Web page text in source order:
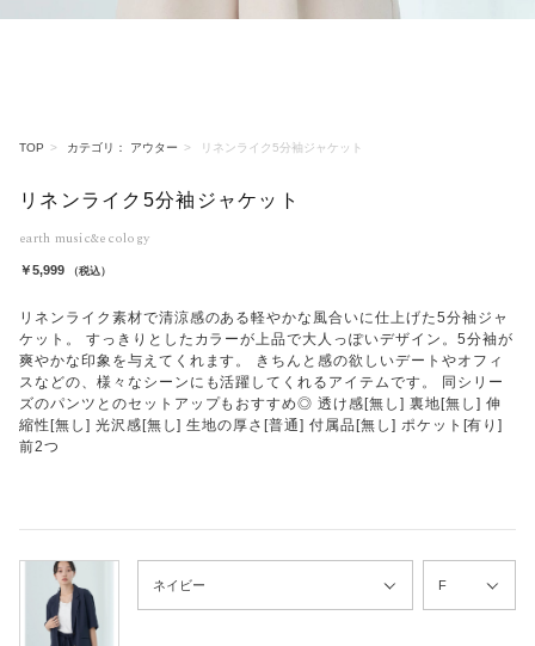
TOP カテゴリ： アウター リネンライク5分袖ジャケット
リネンライク5分袖ジャケット
earth music&ecology
￥5,999 （税込）
リネンライク素材で清涼感のある軽やかな風合いに仕上げた5分袖ジャ
ケット。 すっきりとしたカラーが上品で大人っぽいデザイン。5分袖が
爽やかな印象を与えてくれます。 きちんと感の欲しいデートやオフィ
スなどの、様々なシーンにも活躍してくれるアイテムです。 同シリー
ズのパンツとのセットアップもおすすめ◎ 透け感[無し] 裏地[無し] 伸
縮性[無し] 光沢感[無し] 生地の厚さ[普通] 付属品[無し] ポケット[有り]
前2つ